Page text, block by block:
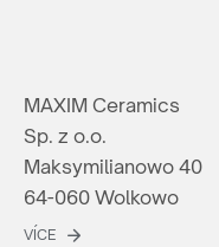
MAXIM Ceramics
Sp. z o.o.
Maksymilianowo 40
64-060 Wolkowo
VÍCE